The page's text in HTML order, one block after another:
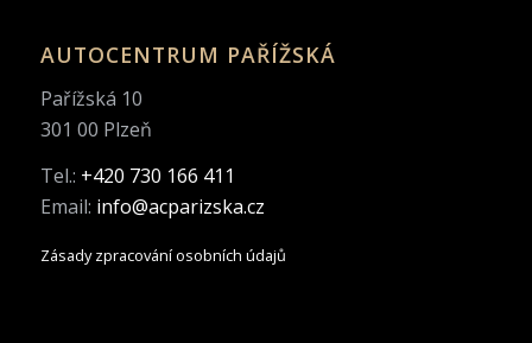
AUTOCENTRUM PAŘÍŽSKÁ
Pařížská 10
301 00 Plzeň
Tel.: +420 730 166 411
Email: info@acparizska.cz
Zásady zpracování osobních údajů